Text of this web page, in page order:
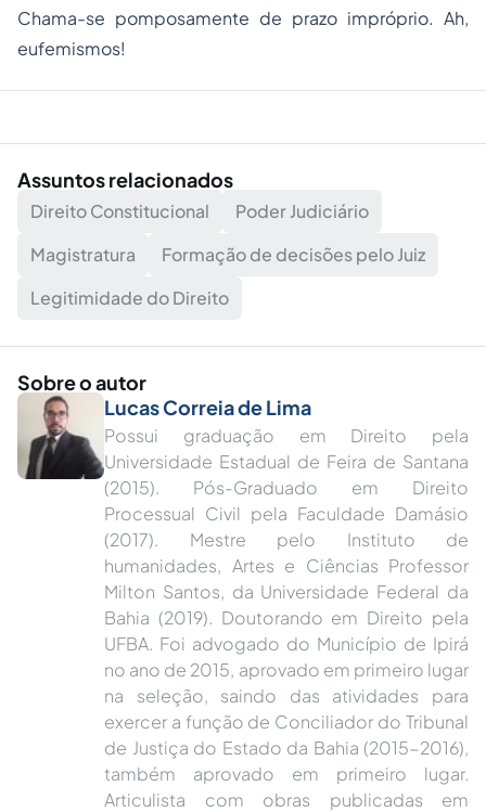
Chama-se pomposamente de prazo impróprio. Ah,
eufemismos!
Assuntos relacionados
Direito Constitucional
Poder Judiciário
Magistratura
Formação de decisões pelo Juiz
Legitimidade do Direito
Sobre o autor
Lucas Correia de Lima
Possui graduação em Direito pela
Universidade Estadual de Feira de Santana
(2015). Pós-Graduado em Direito
Processual Civil pela Faculdade Damásio
(2017). Mestre pelo Instituto de
humanidades, Artes e Ciências Professor
Milton Santos, da Universidade Federal da
Bahia (2019). Doutorando em Direito pela
UFBA. Foi advogado do Município de Ipirá
no ano de 2015, aprovado em primeiro lugar
na seleção, saindo das atividades para
exercer a função de Conciliador do Tribunal
de Justiça do Estado da Bahia (2015-2016),
também aprovado em primeiro lugar.
Articulista com obras publicadas em